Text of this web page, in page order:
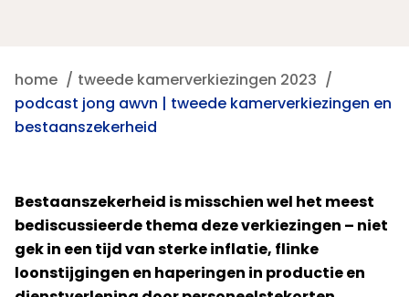
home
tweede kamerverkiezingen 2023
podcast jong awvn | tweede kamerverkiezingen en
bestaanszekerheid
Bestaanszekerheid is misschien wel het meest
bediscussieerde thema deze verkiezingen – niet
gek in een tijd van sterke inflatie, flinke
loonstijgingen en haperingen in productie en